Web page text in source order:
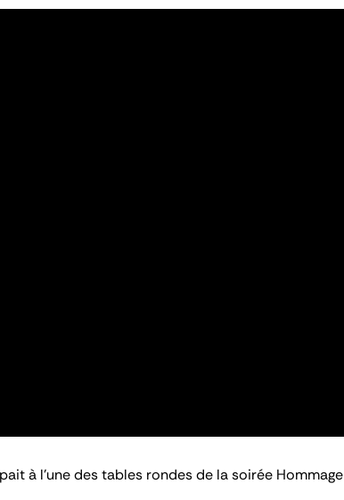
à l’une des tables rondes de la soirée Hommage